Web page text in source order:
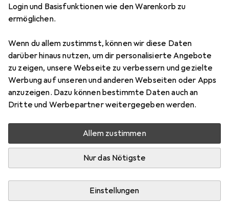
Login und Basisfunktionen wie den Warenkorb zu
ermöglichen.
Wenn du allem zustimmst, können wir diese Daten
darüber hinaus nutzen, um dir personalisierte Angebote
zu zeigen, unsere Webseite zu verbessern und gezielte
Werbung auf unseren und anderen Webseiten oder Apps
anzuzeigen. Dazu können bestimmte Daten auch an
Dritte und Werbepartner weitergegeben werden.
Allem zustimmen
Nur das Nötigste
Einstellungen
Plankton046
vor 2 Jahren
+1
hat dieses Produkt gekauft
Seit einer Woche im Betrieb und funktioniert
einwandfrei.
ProLädt schnell
Kein Abfall
Auf die Dauer günstiger
Contra